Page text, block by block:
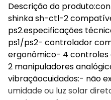
Descrição do
shinka sh-ctl-2
ps2.especificações
ps1/ps2- controlador
ergonômico- 4
2 manipuladores
vibraçãocuidados:- não
umidade ou luz solar